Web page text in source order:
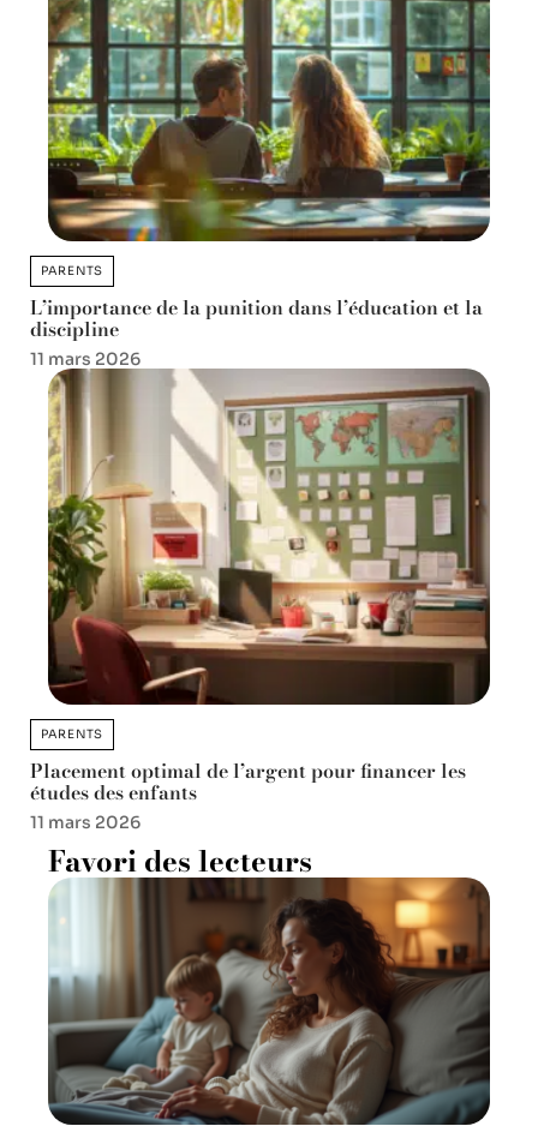
PARENTS
L’importance de la punition dans l’éducation et la
discipline
11 mars 2026
PARENTS
Placement optimal de l’argent pour financer les
études des enfants
11 mars 2026
Favori des lecteurs